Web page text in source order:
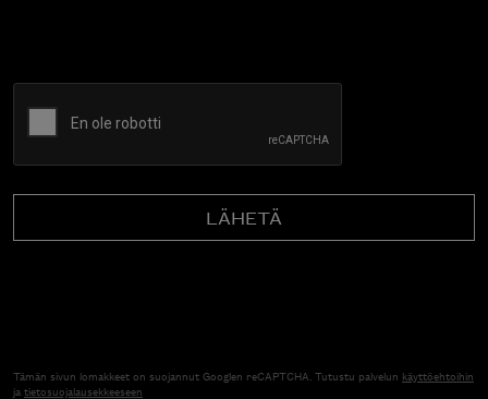
Tämän sivun lomakkeet on suojannut Googlen reCAPTCHA. Tutustu palvelun käyttöehtoihin
jatietosuojalausekkeeseen